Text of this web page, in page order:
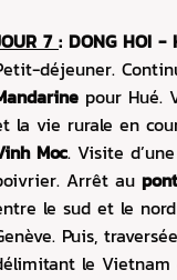
7 : DONG HOI -
déjeuner.
pour Hué.
la vie rurale en
Moc. Visite
Arrêt au
le sud et le nord
Puis,
le Vietnam